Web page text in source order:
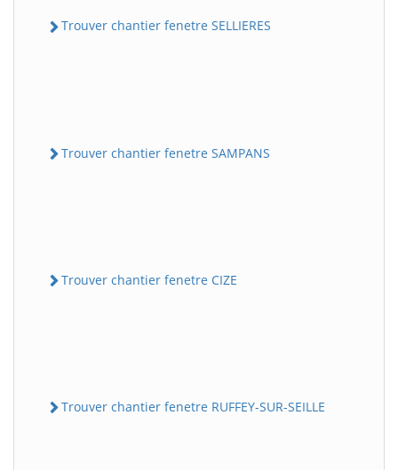
Trouver chantier fenetre SELLIERES
Trouver chantier fenetre SAMPANS
Trouver chantier fenetre CIZE
Trouver chantier fenetre RUFFEY-SUR-SEILLE